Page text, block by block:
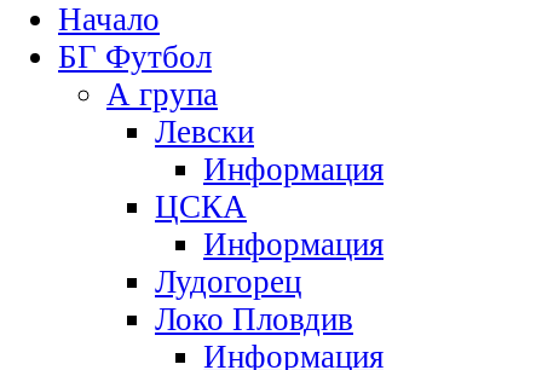
Начало
БГ Футбол
А група
Левски
Информация
ЦСКА
Информация
Лудогорец
Локо Пловдив
Информация